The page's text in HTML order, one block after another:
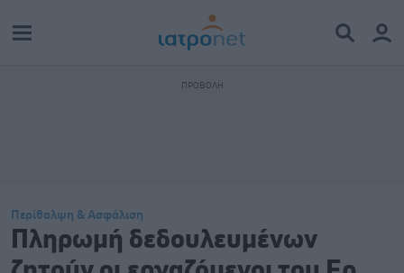
Περίθαλψη & Ασφάλιση
Πληρωμή δεδουλευμένων